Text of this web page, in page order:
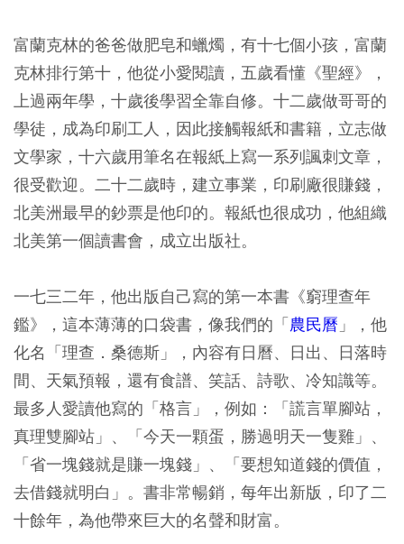
富蘭克林的爸爸做肥皂和蠟燭，有十七個小孩，富蘭
克林排行第十，他從小愛閱讀，五歲看懂《聖經》，
上過兩年學，十歲後學習全靠自修。十二歲做哥哥的
學徒，成為印刷工人，因此接觸報紙和書籍，立志做
文學家，十六歲用筆名在報紙上寫一系列諷刺文章，
很受歡迎。二十二歲時，建立事業，印刷廠很賺錢，
北美洲最早的鈔票是他印的。報紙也很成功，他組織
北美第一個讀書會，成立出版社。
一七三二年，他出版自己寫的第一本書《窮理查年
鑑》，這本薄薄的口袋書，像我們的「農民曆 」，他
化名「理查．桑德斯」，內容有日曆、日出、日落時
間、天氣預報，還有食譜、笑話、詩歌、冷知識等。
最多人愛讀他寫的「格言」，例如：「謊言單腳站，
真理雙腳站」、「今天一顆蛋，勝過明天一隻雞」、
「省一塊錢就是賺一塊錢」、「要想知道錢的價值，
去借錢就明白」。書非常暢銷，每年出新版，印了二
十餘年，為他帶來巨大的名聲和財富。